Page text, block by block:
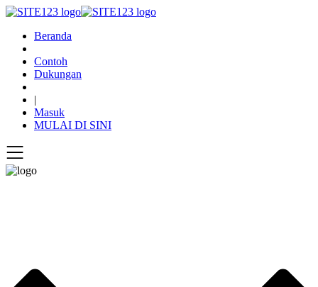
Beranda
Contoh
Dukungan
|
Masuk
MULAI DI SINI